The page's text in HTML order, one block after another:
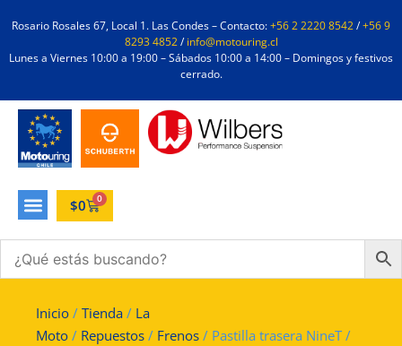
Rosario Rosales 67, Local 1. Las Condes – Contacto:+56 2 2220 8542/+56 9
8293 4852/info@motouring.cl
Lunes a Viernes 10:00 a 19:00 – Sábados 10:00 a 14:00 – Domingos y festivos
cerrado.
$0 0
Inicio / Tienda / La
Moto / Repuestos / Frenos / Pastilla trasera NineT /